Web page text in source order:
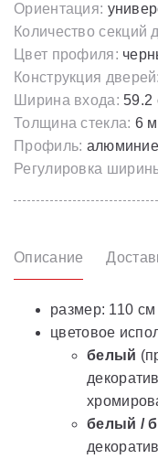
Ориентация:
Количество секций
Цвет профиля:
Конструкция дверей:
Ширина входа: 59.2
Толщина стекла: 6
Профиль:
Регулировка
Описание
размер: 110 см
цветовое
белый
белый /